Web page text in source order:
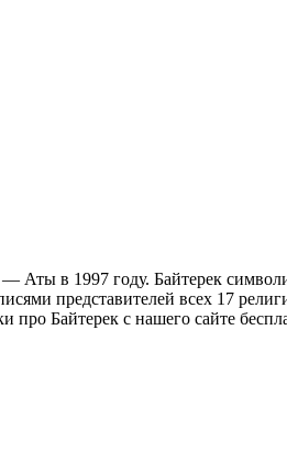
Аты в 1997 году. Байтерек
представителей всех 17
про Байтерек с нашего сайте